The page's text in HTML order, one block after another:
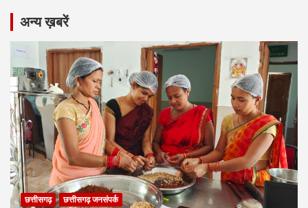
अन्य ख़बरें
छत्तीसगढ़ छत्तीसगढ़ जनसंपर्क